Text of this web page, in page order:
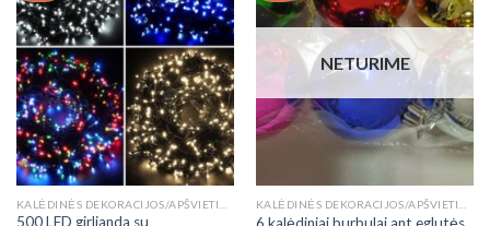
500 LED girlianda su
NETURIME